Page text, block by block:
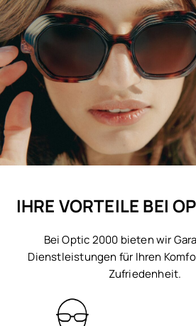
IHRE VORTEILE BEI
Bei Optic 2000 bieten wir
Dienstleistungen für Ihren
Zufriedenheit.